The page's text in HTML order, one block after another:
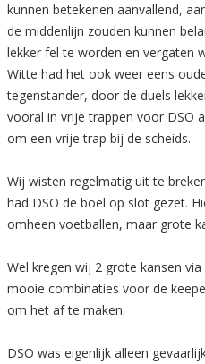
kunnen betekenen aanvallend,
de middenlijn zouden kunnen
lekker fel te worden en vergaten
Witte had het ook weer eens
tegenstander, door de duels
vooral in vrije trappen voor DSO
om een vrije trap bij de scheids.
Wij wisten regelmatig uit te
had DSO de boel op slot gezet.
omheen voetballen, maar grote
Wel kregen wij 2 grote kansen
mooie combinaties voor de
om het af te maken.
DSO was eigenlijk alleen